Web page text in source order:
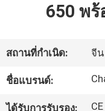
วิดีโอ
650 พ
สถานที่กำเนิด: จีน
ชื่อแบรนด์:
ได้รับการรับรอง: CE